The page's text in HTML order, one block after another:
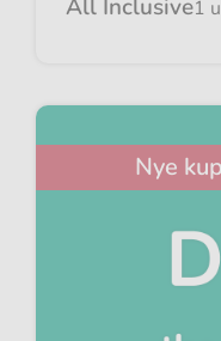
All Inclusive1
Nye